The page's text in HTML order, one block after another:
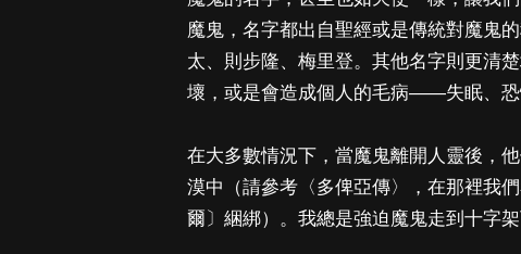
魔鬼，名字都出自聖經或是傳統對魔鬼
太、則步隆、梅里登。其他名字則更清
壞，或是會造成個人的毛病——失眠、恐
在大多數情況下，當魔鬼離開人靈後，
漠中（請參考〈多俾亞傳〉，在那裡我
爾〕綑綁）。我總是強迫魔鬼走到十字